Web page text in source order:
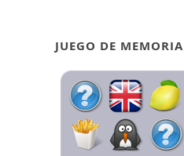
JUEGO DE MEMORIA